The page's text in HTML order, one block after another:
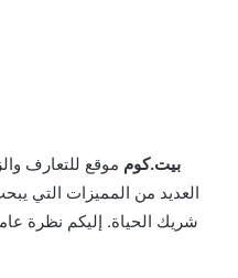
بيت.كوم موقع للتعارف
العديد من المميزات التي
شريك الحياة. إليكم نظرة